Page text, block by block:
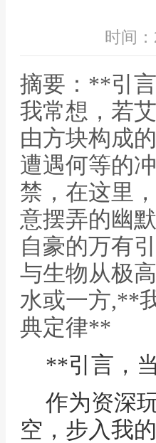
时间
摘要：**引
我常想，若
由方块构成
遭遇何等的
禁，在这里
意摆弄的幽
自豪的万有
与生物从极
水或一方,**
典定律**
**引言，
作为资深
空，步入我